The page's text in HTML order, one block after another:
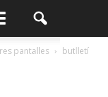
pantalles
butlletí